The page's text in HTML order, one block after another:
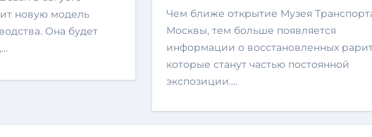
новую модель
Она будет
Чем ближе открытие Музея Транспорта
Москвы, тем больше появляется
информации о восстановленных
которые станут частью постоянной
экспозиции.…